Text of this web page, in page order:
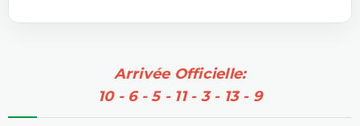
Arrivée Officielle:
10 - 6 - 5 - 11 - 3 - 13 - 9